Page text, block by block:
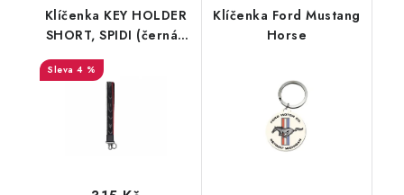
Klíčenka KEY HOLDER
SHORT, SPIDI (černá/
4 %
Klíčenka Ford Mustang
Horse